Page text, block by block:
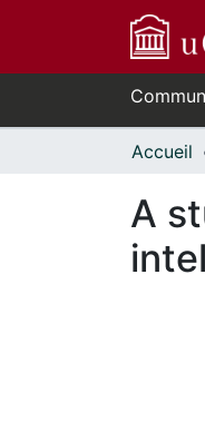
Accueil
A